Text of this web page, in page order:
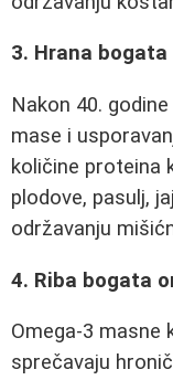
3. Hrana
Nakon 40.
mase i
količine proteina
plodove, pasulj,
održavanju
4. Riba bogata
Omega-3 masne
sprečavaju